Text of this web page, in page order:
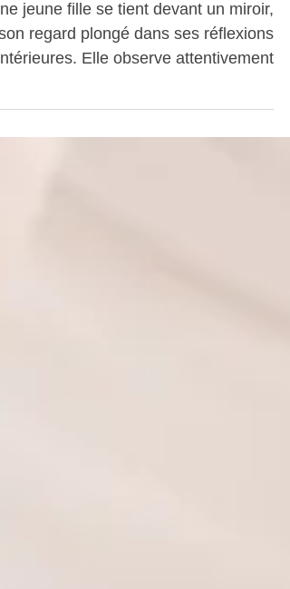
Fractionnel
jeune fille se tient devant un miroir,
Elle observe attentivement